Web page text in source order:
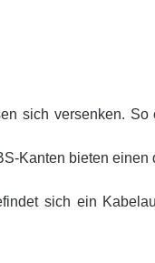
sich versenken.
Kanten bieten
sich ein